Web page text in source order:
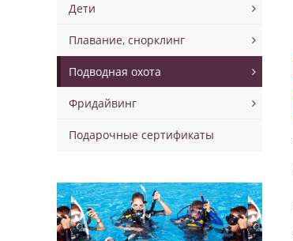
Дети
Плавание, снорклинг
Подводная охота
Фридайвинг
Подарочные сертификаты